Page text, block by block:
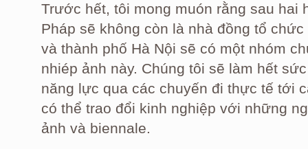
Trước hết, tôi mong muón rằng sau hai
Pháp sẽ không còn là nhà đồng tổ
và thành phố Hà Nội sẽ có một nhóm
nhiép ảnh này. Chúng tôi sẽ làm hết
năng lực qua các chuyến đi thực tế tới
có thể trao đổi kinh nghiệp với những
ảnh và biennale.